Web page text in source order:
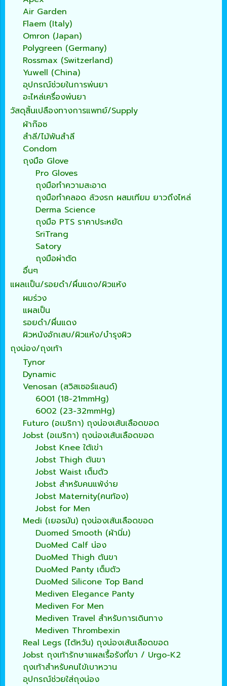
Air Garden
Flaem (Italy)
Omron (Japan)
Polygreen (Germany)
Rossmax (Switzerland)
Yuwell (China)
อุปกรณ์ช่วยในการพ่นยา
อะไหล่เครื่องพ่นยา
วัสดุสิ้นเปลืองทางการแพทย์/Supply
ผ้าก๊อซ
สำลี/ไม้พันสำลี
Condom
ถุงมือ Glove
Pro Gloves
ถุงมือทำความสะอาด
ถุงมือทำคลอด ล้วงรก ผสมเทียม ยาวถึงไหล่
Derma Science
ถุงมือ PTS ราคาประหยัด
SriTrang
Satory
ถุงมือผ่าตัด
อื่นๆ
แผลเเป็น/รอยดำ/ผื่นแดง/ผิวแห้ง
ผมร่วง
แผลเป็น
รอยดำ/ผื่นแดง
ผิวหนังอักเสบ/ผิวแห้ง/บำรุงผิว
ถุงน่อง/ถุงเท้า
Tynor
Dynamic
Venosan (สวิสเซอร์แลนด์)
6001 (18-21mmHg)
6002 (23-32mmHg)
Futuro (อเมริกา) ถุงน่องเส้นเลือดขอด
Jobst (อเมริกา) ถุงน่องเส้นเลือดขอด
Jobst Knee ใต้เข่า
Jobst Thigh ต้นขา
Jobst Waist เต็มตัว
Jobst สำหรับคนแพ้ง่าย
Jobst Maternity(คนท้อง)
Jobst for Men
Medi (เยอรมัน) ถุงน่องเส้นเลือดขอด
Duomed Smooth (ผ้านิ่ม)
DuoMed Calf น่อง
DuoMed Thigh ต้นขา
DuoMed Panty เต็มตัว
DuoMed Silicone Top Band
Mediven Elegance Panty
Mediven For Men
Mediven Travel สำหรับการเดินทาง
Mediven Thrombexin
Real Legs (ไต้หวัน) ถุงน่องเส้นเลือดขอด
Jobst ถุงเท้ารักษาแผลเรื้อรังที่ขา / Urgo-K2
ถุงเท้าสำหรับคนไข้เบาหวาน
อุปกรณ์ช่วยใส่ถุงน่อง